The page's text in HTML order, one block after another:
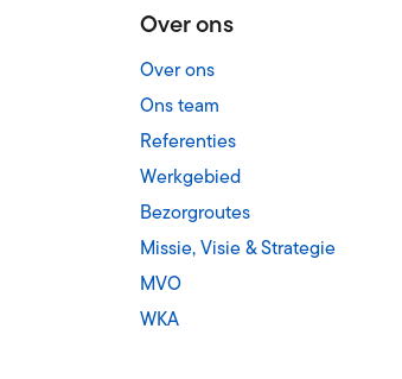
Over ons
Over ons
Ons team
Referenties
Werkgebied
Bezorgroutes
Missie, Visie & Strategie
MVO
WKA